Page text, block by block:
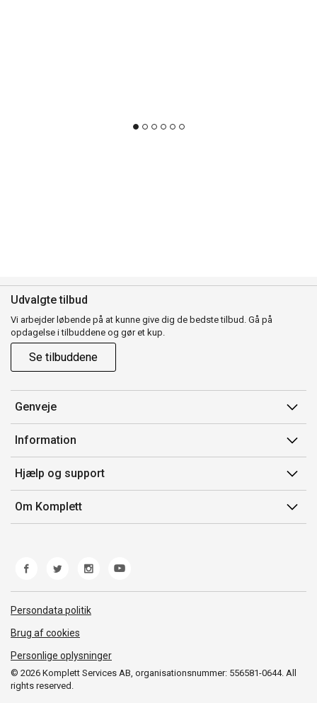
Udvalgte tilbud
Vi arbejder løbende på at kunne give dig de bedste tilbud. Gå på
opdagelse i tilbuddene og gør et kup.
Se tilbuddene
Genveje
Min side
Ordrehistorik
Gavekort
Information
Salgsbetingelser
Mærker/producent
Fortrydelsesret
Hjælp og support
Kontakt os
Kundeservice
Fejl/Mangler
Fragt og levering
Om Komplett
© 2026 Komplett Services AB, organisationsnummer: 556581-0644. All
rights reserved.
Persondata politik
Brug af cookies
Personlige oplysninger